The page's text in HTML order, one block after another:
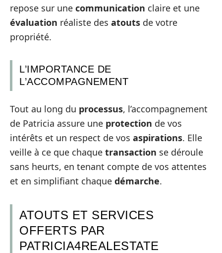
repose sur une communication claire et une
évaluation réaliste des atouts de votre
propriété.
L’IMPORTANCE DE
L’ACCOMPAGNEMENT
Tout au long du processus, l’accompagnement
de Patricia assure une protection de vos
intérêts et un respect de vos aspirations. Elle
veille à ce que chaque transaction se déroule
sans heurts, en tenant compte de vos attentes
et en simplifiant chaque démarche.
ATOUTS ET SERVICES
OFFERTS PAR
PATRICIA4REALESTATE